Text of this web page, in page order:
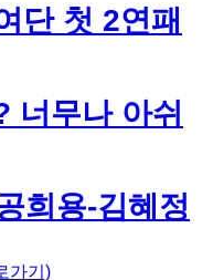
단 첫 2연패
너무나 아쉬
희용-김혜정